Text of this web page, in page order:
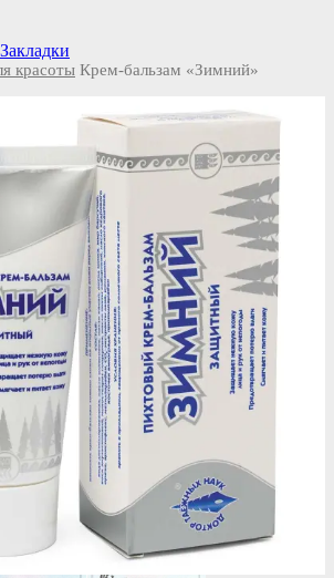
Закладки
красоты Крем-бальзам «Зимний»